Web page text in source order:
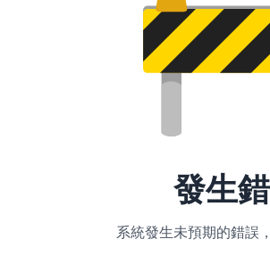
發生
系統發生未預期的錯誤